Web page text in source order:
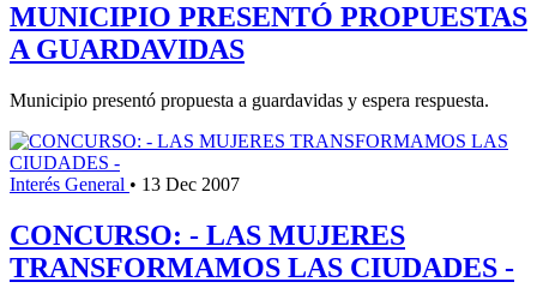
MUNICIPIO PRESENTÓ PROPUESTAS
A GUARDAVIDAS
Municipio presentó propuesta a guardavidas y espera respuesta.
Interés General • 13 Dec 2007
CONCURSO: - LAS MUJERES
TRANSFORMAMOS LAS CIUDADES -